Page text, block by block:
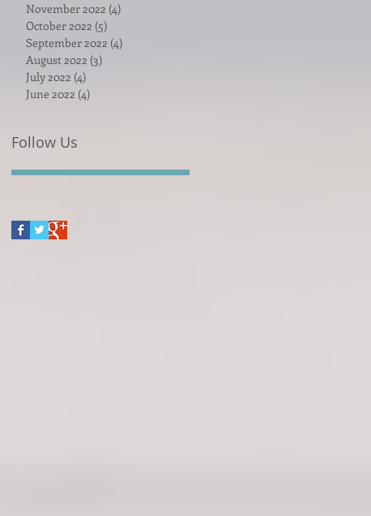
November 2022 (4)
October 2022 (5)
September 2022 (4)
August 2022 (3)
July 2022 (4)
June 2022 (4)
Follow Us